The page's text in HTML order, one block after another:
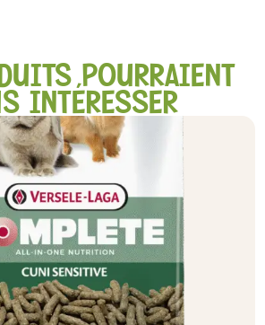
POURRAIENT
INTÉRESSER